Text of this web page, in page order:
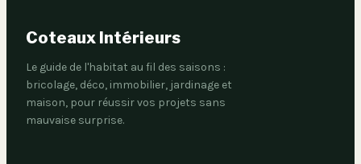
Coteaux Intérieurs
Le guide de l'habitat au fil des saisons :
bricolage, déco, immobilier, jardinage et
maison, pour réussir vos projets sans
mauvaise surprise.